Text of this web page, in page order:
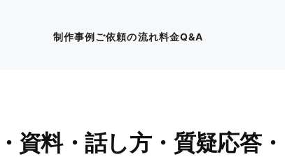
制作事例ご依頼の流れ料金Q&A
資料・話し方・質疑応答・